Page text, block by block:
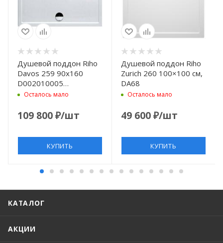
Душевой поддон Riho
Davos 259 90x160
D002010005
(DA6700500000000)
антискользящего
Осталось мало
109 800₽/шт
КУПИТЬ
Душевой поддон Riho
Zurich 260 100×100 см,
DA68
Осталось мало
49 600₽/шт
КУПИТЬ
КАТАЛОГ
АКЦИИ